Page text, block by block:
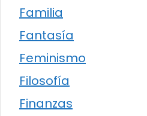
Familia
Fantasía
Feminismo
Filosofía
Finanzas